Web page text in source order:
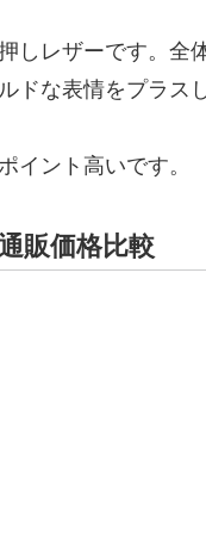
しレザーです。全
ドな表情をプラス
イント高いです。
販価格比較